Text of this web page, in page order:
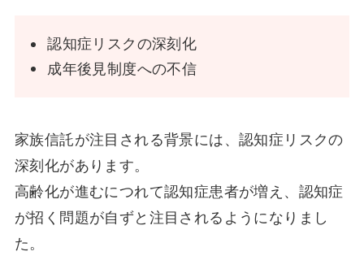
認知症リスクの深刻化
成年後見制度への不信
家族信託が注目される背景には、認知症リスクの
深刻化があります。
高齢化が進むにつれて認知症患者が増え、認知症
が招く問題が自ずと注目されるようになりまし
た。